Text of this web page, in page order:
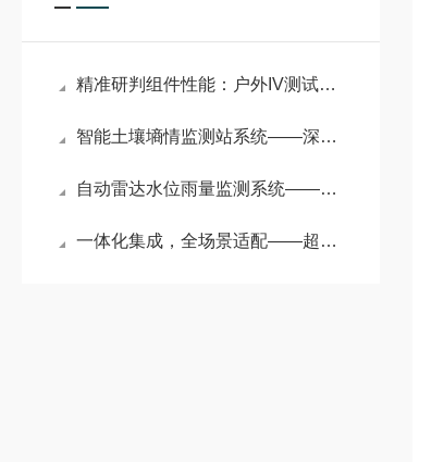
精准研判组件性能：户外IV测试仪打造光伏运维便携利器
智能土壤墒情监测站系统——深挖土壤墒情奥秘，多深度监测站领航
自动雷达水位雨量监测系统——兢兢业业的水位水质在线检测设施#2024已更新
一体化集成，全场景适配——超声波气象环境监测站筑牢气象安全防线